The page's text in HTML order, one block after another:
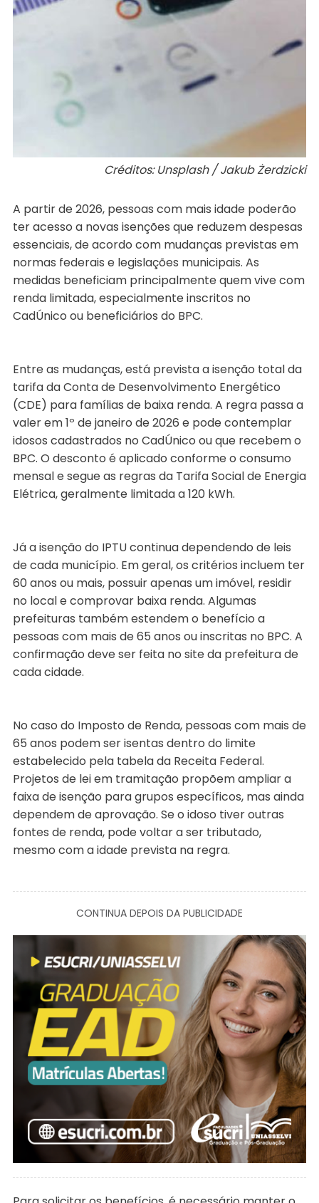
Créditos: Unsplash / Jakub Żerdzicki
A partir de 2026, pessoas com mais idade poderão
ter acesso a novas isenções que reduzem despesas
essenciais, de acordo com mudanças previstas em
normas federais e legislações municipais. As
medidas beneficiam principalmente quem vive com
renda limitada, especialmente inscritos no
CadÚnico ou beneficiários do BPC.
Entre as mudanças, está prevista a isenção total da
tarifa da Conta de Desenvolvimento Energético
(CDE) para famílias de baixa renda. A regra passa a
valer em 1º de janeiro de 2026 e pode contemplar
idosos cadastrados no CadÚnico ou que recebem o
BPC. O desconto é aplicado conforme o consumo
mensal e segue as regras da Tarifa Social de Energia
Elétrica, geralmente limitada a 120 kWh.
Já a isenção do IPTU continua dependendo de leis
de cada município. Em geral, os critérios incluem ter
60 anos ou mais, possuir apenas um imóvel, residir
no local e comprovar baixa renda. Algumas
prefeituras também estendem o benefício a
pessoas com mais de 65 anos ou inscritas no BPC. A
confirmação deve ser feita no site da prefeitura de
cada cidade.
No caso do Imposto de Renda, pessoas com mais de
65 anos podem ser isentas dentro do limite
estabelecido pela tabela da Receita Federal.
Projetos de lei em tramitação propõem ampliar a
faixa de isenção para grupos específicos, mas ainda
dependem de aprovação. Se o idoso tiver outras
fontes de renda, pode voltar a ser tributado,
mesmo com a idade prevista na regra.
CONTINUA DEPOIS DA PUBLICIDADE